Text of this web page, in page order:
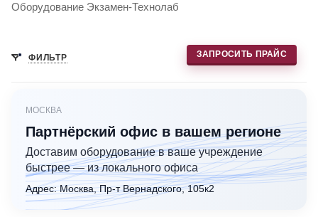
Оборудование Экзамен-Технолаб
ФИЛЬТР ЗАПРОСИТЬ ПРАЙС
МОСКВА
Партнёрский офис в вашем регионе
Доставим оборудование в ваше учреждение
быстрее — из локального офиса
Адрес: Москва, Пр-т Вернадского, 105к2